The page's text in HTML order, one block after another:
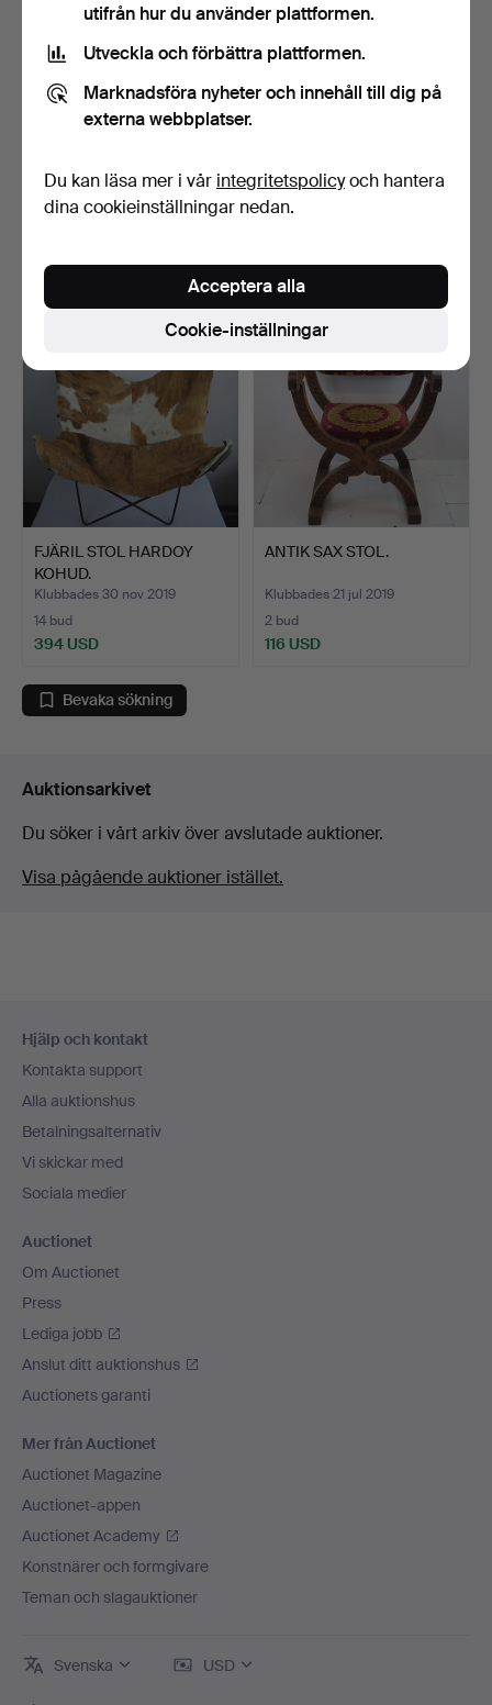
BAUHAUS MARCEL
BREUER 4 FÅTÖLJ.
2 313 USD
ANTIK BIEDERMEIER
FÅTÖLJ.
209 USD
FJÄRIL STOL HARDOY
KOHUD.
Klubbades 30 nov 2019
14 bud
394 USD
ANTIK SAX STOL.
Klubbades 21 jul 2019
2 bud
116 USD
Bevaka sökning
Auktionsarkivet
Du söker i vårt arkiv över avslutade auktioner.
Visa pågående auktioner istället.
Hjälp och kontakt
Kontakta support
Alla auktionshus
Betalningsalternativ
Vi skickar med
Sociala medier
Auctionet
Om Auctionet
Press
Lediga jobb
Anslut ditt auktionshus
Auctionets garanti
Mer från Auctionet
Auctionet Magazine
Auctionet-appen
Auctionet Academy
Konstnärer och formgivare
Teman och slagauktioner
Svenska USD
utifrån hur du använder plattformen.
Utveckla och förbättra plattformen.
Marknadsföra nyheter och innehåll till dig på
externa webbplatser.
Du kan läsa mer i vår integritetspolicyoch hantera
dina cookieinställningar nedan.
Cookie-inställningar
Acceptera alla